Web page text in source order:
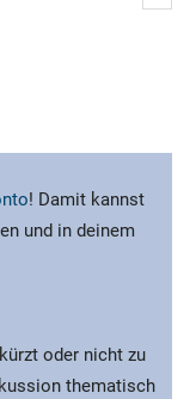
! Damit kannst
und in deinem
oder nicht zu
thematisch